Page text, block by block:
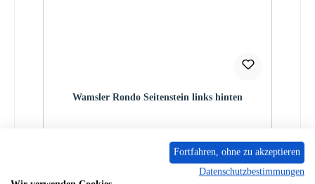
Wamsler Rondo Seitenstein links hinten
Regulärer Preis:
39,75 €
Sofort verfügbar, Lieferzeit: 2-4 Tage
Fortfahren, ohne zu akzeptieren
Datenschutzbestimmungen